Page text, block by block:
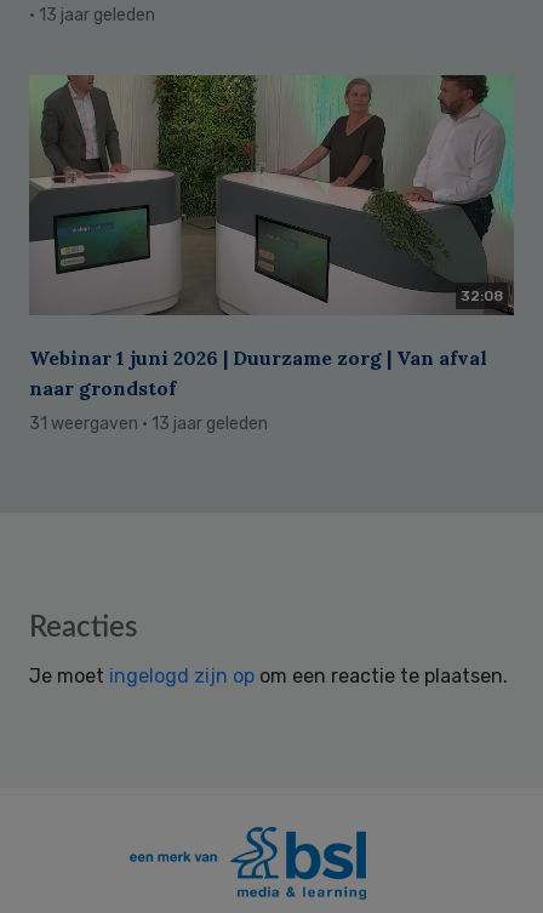
· 13 jaar geleden
32:08
Webinar 1 juni 2026 | Duurzame zorg | Van afval
naar grondstof
31 weergaven · 13 jaar geleden
Reader
Reacties
Je moet ingelogd zijn op om een reactie te plaatsen.